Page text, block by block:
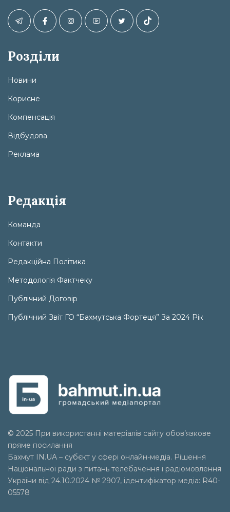
Розділи
Новини
Корисне
Компенсація
Відбудова
Реклама
Редакція
Команда
Контакти
Редакційна Політика
Методологія Фактчеку
Публічний Договір
Публічний Звіт ГО “Бахмутська Фортеця” За 2024 Рік
© 2025 При використанні матеріалів сайту обов’язкове
пряме посилання
Бахмут IN.UA – субєкт у сфері онлайн-медіа. Рішення
Національної ради з питань телебачення і радіомовлення
України від 24.10.2024 № 2907, ідентифікатор медіа: R40-
05578